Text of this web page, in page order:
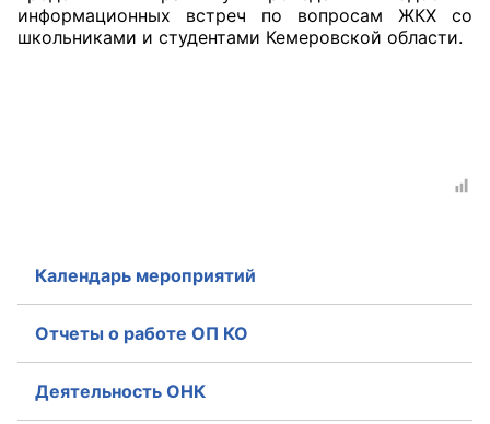
Члены ОП КО
Документы ОП КО
Рекомендации
Порядок работы ЦОН
Аппарат ОП КО
информационных встреч по вопросам ЖКХ со
школьниками и студентами Кемеровской области.
Календарь мероприятий
Отчеты о работе ОП КО
Деятельность ОНК